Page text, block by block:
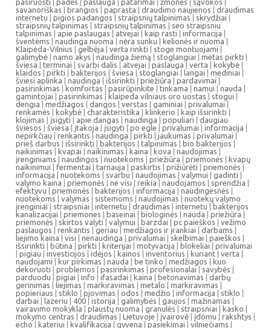
savanoriškas | brangios | paprasta | draudimo naujienos | draudimas
internetu | pigios padangos | straipsnių talpinimas | skrydžiai |
straipsnių talpinimas | straipsnių talpinimas | seo straipsniu
talpinimas | apie paslaugas | atvejai | kaip rasti | informacija |
šventėms | naudinga nuoma | nėra sunku | kelionės ir nuoma |
Klaipėda-Vilnius | gelbėja | verta rinkti | stoge montuojami |
galimybė | namo akys | naudinga žiemą | stoglangiai | metas pirkti |
šviesa | terminai | svarbi dalis | atvejai |paslauga | verta | kokybė |
klaidos | pirkti | bakterijos | šviesa | stoglangiai | langai | mediniai |
šviesi aplinka | naudinga | išsirinkti | priežiūra | pardavimai |
pasirinkimas | komfortas | pasirūpinkite | tinkama | namui | nauda |
gamintojai | pasirinkimas | klaipeda vilniaus oro uostas | stogui |
dengia | medžiagos | dangos | verstas | gaminiai | privalumai |
renkamės | kokybė | charakteristika | klinkerio | kaip išsirinkti |
klojimas | įsigyti | apie dangas | naudinga | populiari | daugiau
šviesos | šviesa | įtakoja | įsigyti | po egle | privalumai | informacija |
nepirkčiau | renkantis | naudinga | pirkti | jaukumas | privalumai |
prieš darbus | išsirinkti | bakterijos | talpinimas | bio bakterijos |
naikinimas | kvapai | naikinimas | kaina | kova | naudojimas |
įrenginiams | naudingos | nuotekoms | priežiūra | priemonės | kvapų
naikinimui | fermentai | tarnauja | paskirtis | prižiūrėti | priemonės |
informacija | nuotekoms | svarbu | naudojimas | valymui | gadinti |
valymo kaina | priemonės | ne visi | reikia | naudojamos | sprendžia |
efektyvu | priemonės | bakterijos | informacija | naudingesnės |
nuotekoms | valymas | sistemoms | naudojimas | nuotekų valymo
įrenginiai | straipsniai | internetu | draudimas | internetu |bakterijos
kanalizacijai | priemones | baseinai | biologinės | nauda | priežiūra |
priemonės | skirtos valyti | valymui | barzdai | pc paieškos | vežimo
paslaugos | renkantis | geriau | medžiagos ir įrankiai | darbams |
liejimo kaina | visi | nenaudinga | privalumai | skelbimai | paieškos |
išsirinkti | būtina | pirkti | kriterijai | motyvacija | blokeliai | privalumai
| pigiau | investicijos | idėjos | kainos | inventorius | kuriant | verta |
naudojami | kur pirkimas | nauda | be tinko | medžiagos | kuo
dekoruoti | problemos | pasirinkimas | profesionalai | savybės |
parduodu | pigiai | info | ifasadai | kaina | betonavimas | darbų
gerinimas | liejimas | markiravimas | metalo | markiravimas |
popieriaus | stiklo | pjovimas | odos | medžio | informacija | stiklo |
darbai | lazeriu | 400 | istorija | galimybės | gaujos | mažinamas |
vairavimo mokykla | plaustų nuoma | granulės | straipsniai | kasko |
mokymo centras | draudimas | Lietuvoje | įvairovė | įdomu | rakshtys |
echo | kateriui | kvalifikacija | gyvena | pasiekimai | vilniečiams |